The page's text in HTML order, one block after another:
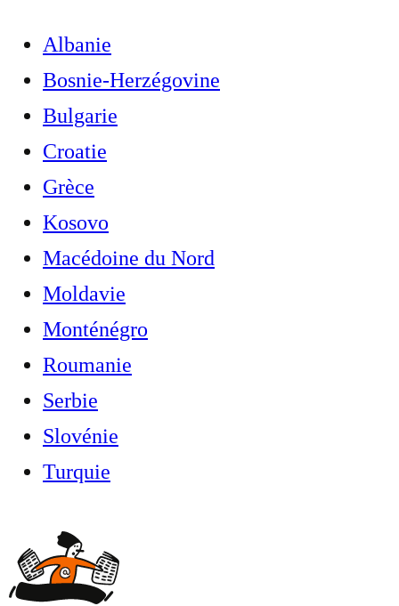
Albanie
Bosnie-Herzégovine
Bulgarie
Croatie
Grèce
Kosovo
Macédoine du Nord
Moldavie
Monténégro
Roumanie
Serbie
Slovénie
Turquie